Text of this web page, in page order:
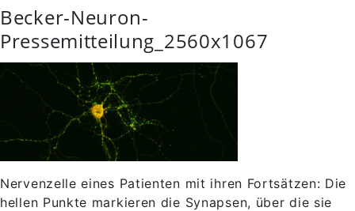
Becker-Neuron-
Pressemitteilung_2560x1067
Nervenzelle eines Patienten mit ihren Fortsätzen: Die
hellen Punkte markieren die Synapsen, über die sie